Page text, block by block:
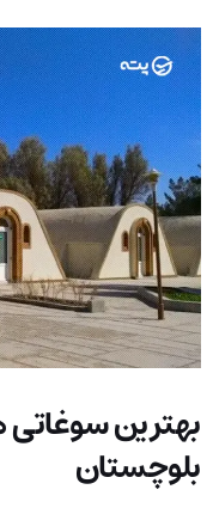
بهترین
بلوچستان